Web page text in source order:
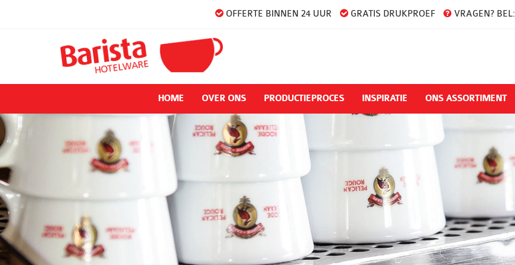
OFFERTE BINNEN 24 UUR GRATIS DRUKPROEF VRAGEN? BEL:
HOME OVER ONS PRODUCTIEPROCES INSPIRATIE ONS ASSORTIMENT